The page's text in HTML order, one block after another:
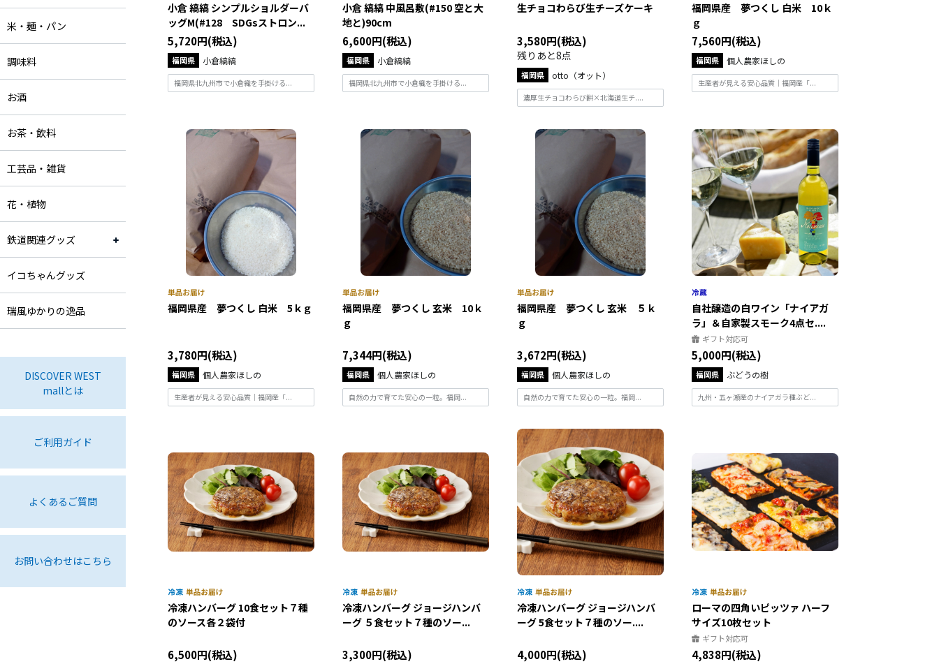
米・麺・パン
調味料
お酒
お茶・飲料
工芸品・雑貨
花・植物
鉄道関連グッズ
イコちゃんグッズ
瑞風ゆかりの逸品
DISCOVER WEST
mallとは
ご利用ガイド
よくあるご質問
お問い合わせはこちら
小倉 縞縞 シンプルショルダーバ
ッグM(#128 SDGsストロン...
5,720円(税込)
福岡県 小倉縞縞
福岡県北九州市で小倉織を手掛ける...
小倉 縞縞 中風呂敷(#150 空と大
地と)90cm
6,600円(税込)
福岡県 小倉縞縞
福岡県北九州市で小倉織を手掛ける...
生チョコわらび生チーズケーキ
3,580円(税込)
残りあと8点
福岡県 otto（オット）
濃厚生チョコわらび餅×北海道生チ....
福岡県産 夢つくし 白米 10ｋ
ｇ
7,560円(税込)
福岡県 個人農家ほしの
生産者が見える安心品質｜福岡産「...
福岡県産 夢つくし 白米 5ｋｇ
3,780円(税込)
福岡県 個人農家ほしの
生産者が見える安心品質｜福岡産「...
福岡県産 夢つくし 玄米 10ｋ
ｇ
7,344円(税込)
福岡県 個人農家ほしの
自然の力で育てた安心の一粒。福岡...
福岡県産 夢つくし 玄米 ５ｋ
ｇ
3,672円(税込)
福岡県 個人農家ほしの
自然の力で育てた安心の一粒。福岡...
自社醸造の白ワイン「ナイアガ
ラ」＆自家製スモーク4点セ....
ギフト対応可
5,000円(税込)
福岡県 ぶどうの樹
九州・五ヶ瀬産のナイアガラ種ぶど...
冷凍ハンバーグ 10食セット７種
のソース各２袋付
6,500円(税込)
冷凍ハンバーグ ジョージハンバ
ーグ ５食セット７種のソー...
3,300円(税込)
冷凍ハンバーグ ジョージハンバ
ーグ 5食セット７種のソー....
4,000円(税込)
ローマの四角いピッツァ ハーフ
サイズ10枚セット
ギフト対応可
4,838円(税込)